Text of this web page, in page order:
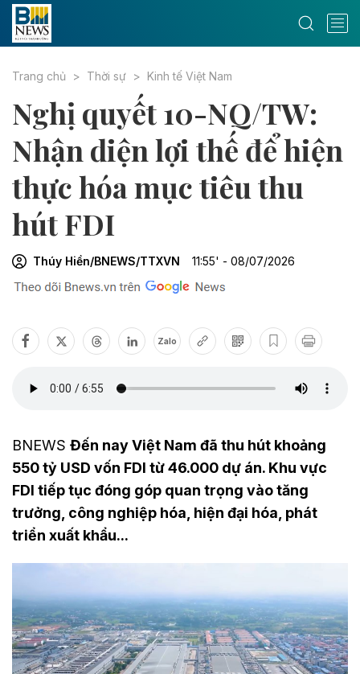
Trang chủ Thời sự Kinh tế Việt Nam
Nghị quyết 10-NQ/TW:
Nhận diện lợi thế để hiện
thực hóa mục tiêu thu
hút FDI
Thúy Hiền/BNEWS/TTXVN 11:55' - 08/07/2026
Zalo
BNEWS Đến nay Việt Nam đã thu hút khoảng
550 tỷ USD vốn FDI từ 46.000 dự án. Khu vực
FDI tiếp tục đóng góp quan trọng vào tăng
trưởng, công nghiệp hóa, hiện đại hóa, phát
triển xuất khẩu...